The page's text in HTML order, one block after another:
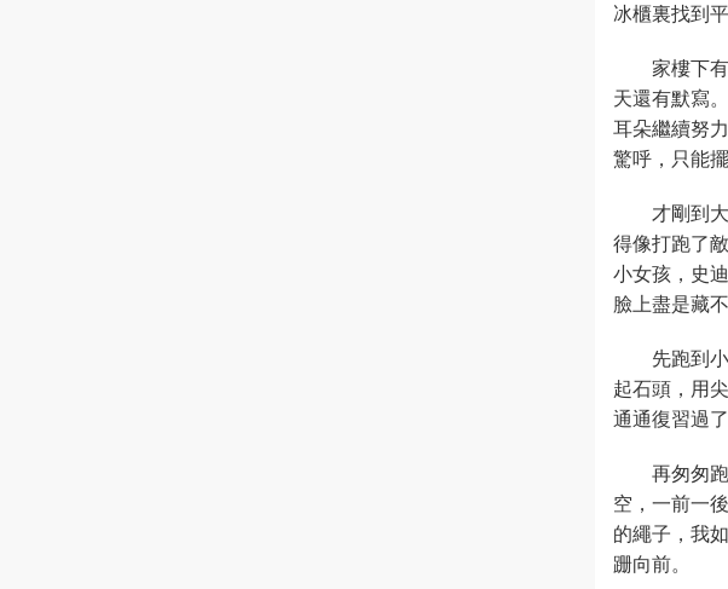
冰櫃裏找到
家樓下
天還有默寫
耳朵繼續努
驚呼，只能
才剛到
得像打跑了
小女孩，史
臉上盡是藏
先跑到
起石頭，用
通通復習過
再匆匆
空，一前一
的繩子，我
跚向前。